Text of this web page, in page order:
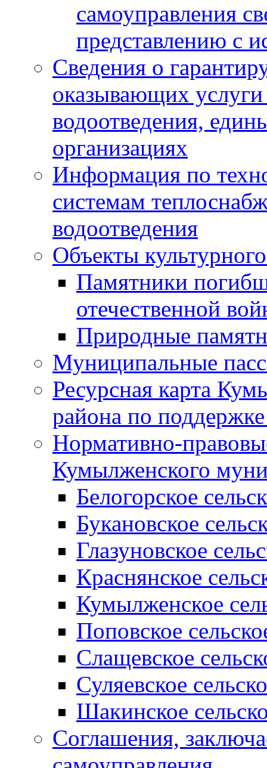
самоуправления
представлению с
Сведения о
оказывающих
водоотведения,
организациях
Информация по
системам
водоотведения
Объекты
Памятники
отечественной
Природные
Муниципальные
Ресурсная карта
района по
Нормативно-
Кумылженского
Белогорское
Букановское
Глазуновское
Краснянское
Кумылженское
Поповское
Слащевское
Суляевское
Шакинское
Соглашения,